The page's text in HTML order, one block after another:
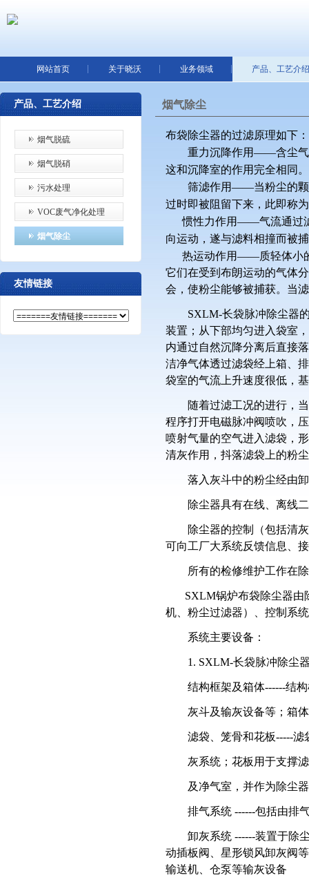
网站首页 关于晓沃 业务领域 产品、工艺介绍
产品、工艺介绍
烟气脱硫
烟气脱硝
污水处理
VOC废气净化处理
烟气除尘
友情链接
烟气除尘
布袋除尘器的过滤原理如下：
重力沉降作用——含尘
这和沉降室的作用完全相同。
筛滤作用——当粉尘的
过时即被阻留下来，此即称
惯性力作用——气流通过
向运动，遂与滤料相撞而被
热运动作用——质轻体小
它们在受到布朗运动的气体
会，使粉尘能够被捕获。当
SXLM-长袋脉冲除尘器
装置；从下部均匀进入袋室
内通过自然沉降分离后直接
洁净气体透过滤袋经上箱、
袋室的气流上升速度很低，
随着过滤工况的进行，
程序打开电磁脉冲阀喷吹，
喷射气量的空气进入滤袋，
清灰作用，抖落滤袋上的粉
落入灰斗中的粉尘经由
除尘器具有在线、离线
除尘器的控制（包括清
可向工厂大系统反馈信息、
所有的检修维护工作在
SXLM锅炉布袋除尘器由
机、粉尘过滤器）、控制系
系统主要设备：
1. SXLM-长袋脉冲除尘
结构框架及箱体------结
灰斗及输灰设备等；箱
滤袋、笼骨和花板-----滤
灰系统；花板用于支撑
及净气室，并作为除尘
排气系统 ------包括由排
卸灰系统 ------装置于除
动插板阀、星形锁风卸灰阀
输送机、仓泵等输灰设备